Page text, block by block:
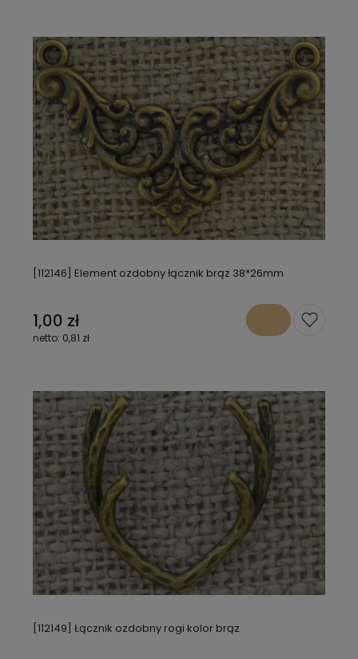
[112146] Element ozdobny łącznik brąz 38*26mm
1,00 zł
0,81 zł
[112149] Łącznik ozdobny rogi kolor brąz